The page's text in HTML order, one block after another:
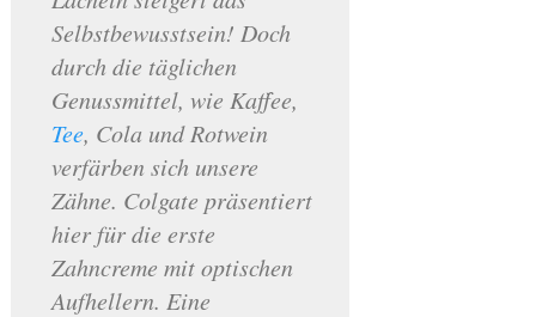
Selbstbewusstsein! Doch
durch die täglichen
Genussmittel, wie Kaffee,
Tee, Cola und Rotwein
verfärben sich unsere
Zähne. Colgate präsentiert
hier für die erste
Zahncreme mit optischen
Aufhellern. Eine